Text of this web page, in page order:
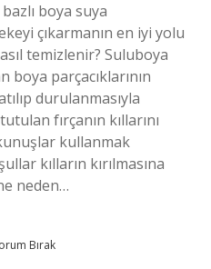
boya suya
çıkarmanın en iyi yolu
temizlenir? Suluboya
boya parçacıklarının
durulanmasıyla
fırçanın kıllarını
kullanmak
kılların kırılmasına
neden…
Bırak